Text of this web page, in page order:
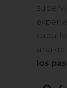
una de
los